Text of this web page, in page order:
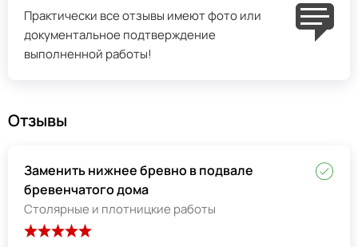
Практически все отзывы имеют фото или
документальное подтверждение
выполненной работы!
Отзывы
Заменить нижнее бревно в подвале
бревенчатого дома
Столярные и плотницкие работы